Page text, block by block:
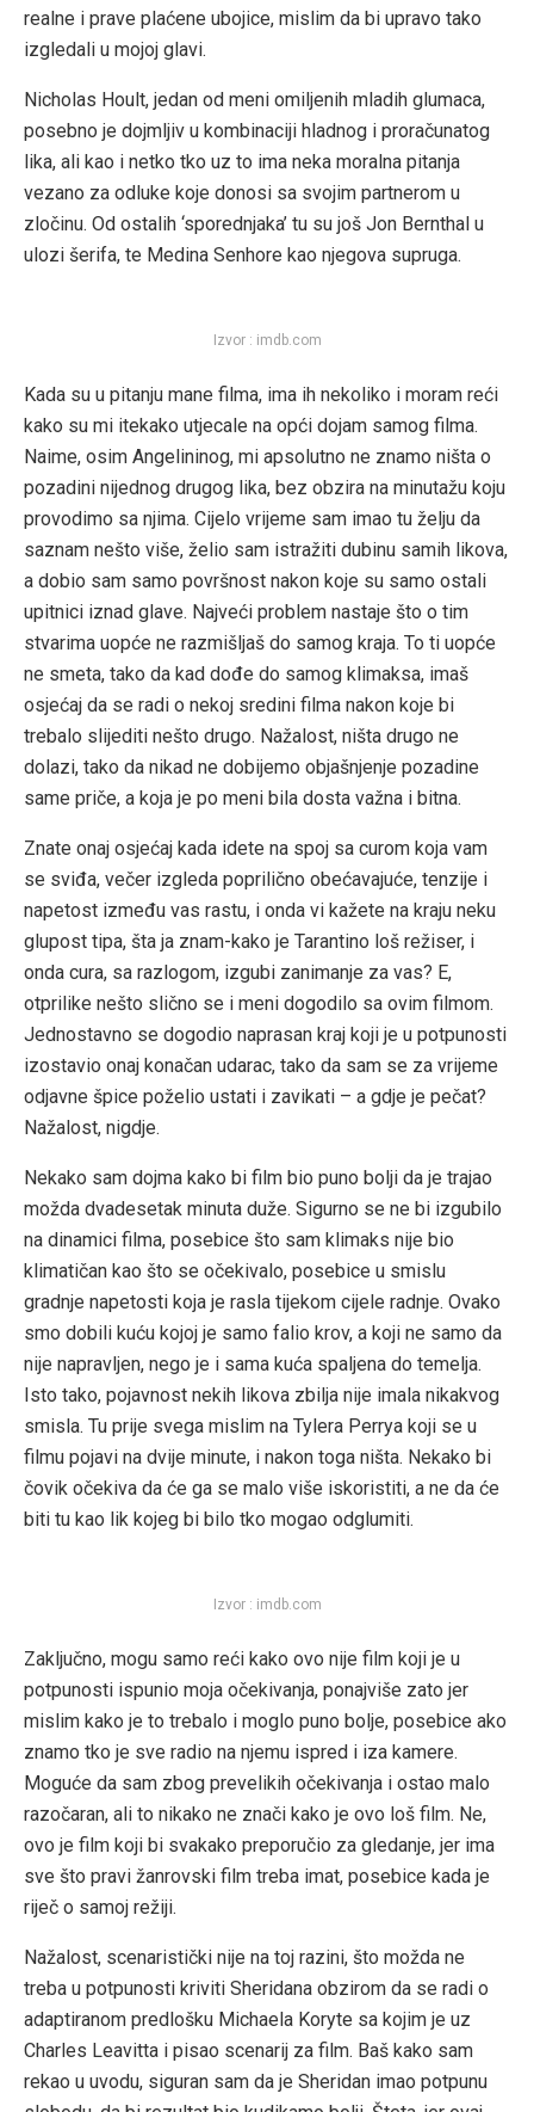
realne i prave plaćene ubojice, mislim da bi upravo tako
izgledali u mojoj glavi.
Nicholas Hoult, jedan od meni omiljenih mladih glumaca,
posebno je dojmljiv u kombinaciji hladnog i proračunatog
lika, ali kao i netko tko uz to ima neka moralna pitanja
vezano za odluke koje donosi sa svojim partnerom u
zločinu. Od ostalih ‘sporednjaka’ tu su još Jon Bernthal u
ulozi šerifa, te Medina Senhore kao njegova supruga.
Izvor : imdb.com
Kada su u pitanju mane filma, ima ih nekoliko i moram reći
kako su mi itekako utjecale na opći dojam samog filma.
Naime, osim Angelininog, mi apsolutno ne znamo ništa o
pozadini nijednog drugog lika, bez obzira na minutažu koju
provodimo sa njima. Cijelo vrijeme sam imao tu želju da
saznam nešto više, želio sam istražiti dubinu samih likova,
a dobio sam samo površnost nakon koje su samo ostali
upitnici iznad glave. Najveći problem nastaje što o tim
stvarima uopće ne razmišljaš do samog kraja. To ti uopće
ne smeta, tako da kad dođe do samog klimaksa, imaš
osjećaj da se radi o nekoj sredini filma nakon koje bi
trebalo slijediti nešto drugo. Nažalost, ništa drugo ne
dolazi, tako da nikad ne dobijemo objašnjenje pozadine
same priče, a koja je po meni bila dosta važna i bitna.
Znate onaj osjećaj kada idete na spoj sa curom koja vam
se sviđa, večer izgleda poprilično obećavajuće, tenzije i
napetost između vas rastu, i onda vi kažete na kraju neku
glupost tipa, šta ja znam-kako je Tarantino loš režiser, i
onda cura, sa razlogom, izgubi zanimanje za vas? E,
otprilike nešto slično se i meni dogodilo sa ovim filmom.
Jednostavno se dogodio naprasan kraj koji je u potpunosti
izostavio onaj konačan udarac, tako da sam se za vrijeme
odjavne špice poželio ustati i zavikati – a gdje je pečat?
Nažalost, nigdje.
Nekako sam dojma kako bi film bio puno bolji da je trajao
možda dvadesetak minuta duže. Sigurno se ne bi izgubilo
na dinamici filma, posebice što sam klimaks nije bio
klimatičan kao što se očekivalo, posebice u smislu
gradnje napetosti koja je rasla tijekom cijele radnje. Ovako
smo dobili kuću kojoj je samo falio krov, a koji ne samo da
nije napravljen, nego je i sama kuća spaljena do temelja.
Isto tako, pojavnost nekih likova zbilja nije imala nikakvog
smisla. Tu prije svega mislim na Tylera Perrya koji se u
filmu pojavi na dvije minute, i nakon toga ništa. Nekako bi
čovik očekiva da će ga se malo više iskoristiti, a ne da će
biti tu kao lik kojeg bi bilo tko mogao odglumiti.
Izvor : imdb.com
Zaključno, mogu samo reći kako ovo nije film koji je u
potpunosti ispunio moja očekivanja, ponajviše zato jer
mislim kako je to trebalo i moglo puno bolje, posebice ako
znamo tko je sve radio na njemu ispred i iza kamere.
Moguće da sam zbog prevelikih očekivanja i ostao malo
razočaran, ali to nikako ne znači kako je ovo loš film. Ne,
ovo je film koji bi svakako preporučio za gledanje, jer ima
sve što pravi žanrovski film treba imat, posebice kada je
riječ o samoj režiji.
Nažalost, scenaristički nije na toj razini, što možda ne
treba u potpunosti kriviti Sheridana obzirom da se radi o
adaptiranom predlošku Michaela Koryte sa kojim je uz
Charles Leavitta i pisao scenarij za film. Baš kako sam
rekao u uvodu, siguran sam da je Sheridan imao potpunu